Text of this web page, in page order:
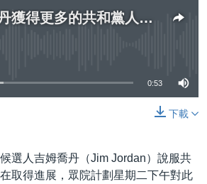
美國眾議員喬丹獲得更多的共和黨人支持擔任議長
0:53
下載
選人吉姆喬丹（Jim Jordan）說服共
取得進展，眾院計劃星期二下午對此